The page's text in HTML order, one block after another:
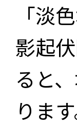
「淡
影起
ると
ります